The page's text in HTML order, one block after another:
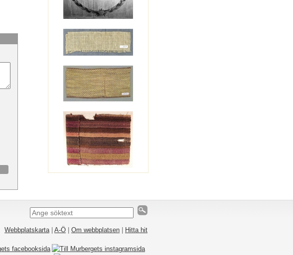
Webbplatskarta| A-Ö Om webbplatsen Hitta hit